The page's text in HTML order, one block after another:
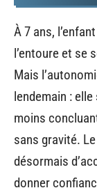
À 7 ans,
l’entoure et se
Mais
lendemain :
moins
sans gravité.
désormais
donner